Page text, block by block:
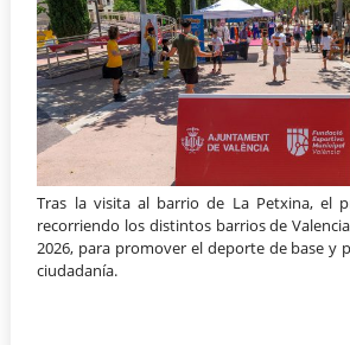
Tras la visita al barrio de La Petxina, el
recorriendo los distintos barrios de
2026, para promover el deporte de base y
ciudadanía.